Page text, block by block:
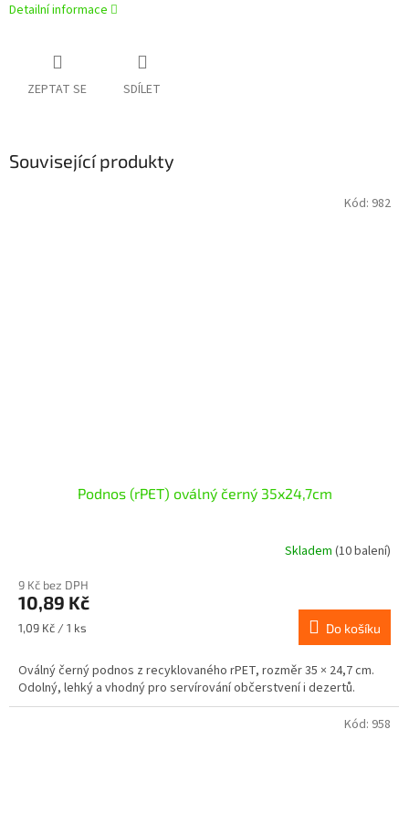
Detailní informace
ZEPTAT SE SDÍLET
Související produkty
Podnos (rPET) oválný černý 35x24,7cm
Skladem (10 balení)
9 Kč bez DPH
10,89 Kč
Měrná
1,09 Kč / 1 ks Do košíku
Oválný černý podnos z recyklovaného rPET, rozměr 35 × 24,7 cm.
Odolný, lehký a vhodný pro servírování občerstvení i dezertů.
Kód: 982
Kód: 958